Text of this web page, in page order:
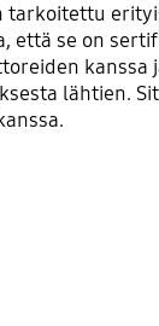
tarkoitettu
että se on
kanssa
lähtien.